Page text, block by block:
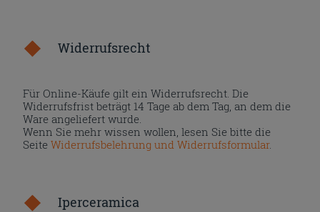
Widerrufsrecht
Für Online-Käufe gilt ein Widerrufsrecht. Die
Widerrufsfrist beträgt 14 Tage ab dem Tag, an dem die
Ware angeliefert wurde.
Wenn Sie mehr wissen wollen, lesen Sie bitte die
SeiteWiderrufsbelehrung und Widerrufsformular.
Iperceramica